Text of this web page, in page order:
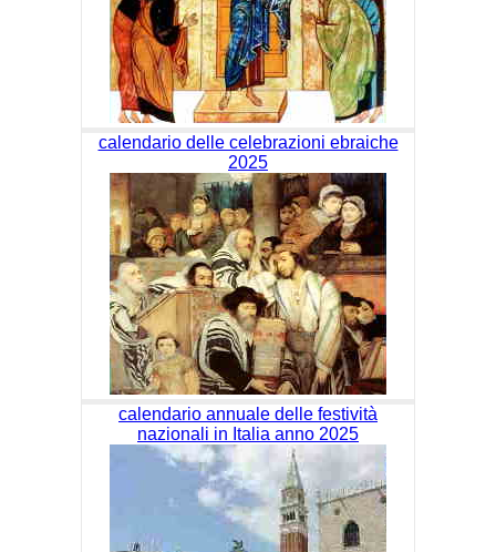
calendario delle celebrazioni ebraiche
2025
calendario annuale delle festività
nazionali in Italia anno 2025